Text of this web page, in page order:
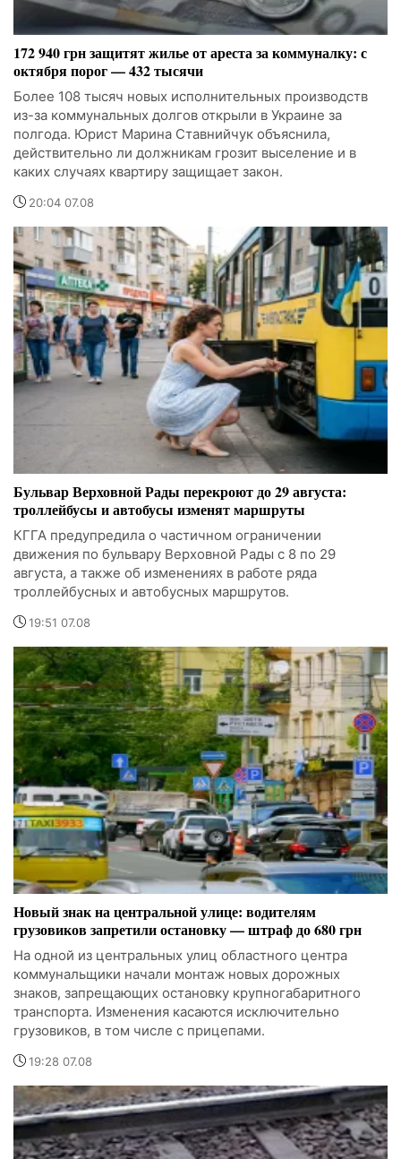
172 940 грн защитят жилье от ареста за коммуналку: с
октября порог — 432 тысячи
Более 108 тысяч новых исполнительных производств
из-за коммунальных долгов открыли в Украине за
полгода. Юрист Марина Ставнийчук объяснила,
действительно ли должникам грозит выселение и в
каких случаях квартиру защищает закон.
20:04 07.08
Бульвар Верховной Рады перекроют до 29 августа:
троллейбусы и автобусы изменят маршруты
КГГА предупредила о частичном ограничении
движения по бульвару Верховной Рады с 8 по 29
августа, а также об изменениях в работе ряда
троллейбусных и автобусных маршрутов.
19:51 07.08
Новый знак на центральной улице: водителям
грузовиков запретили остановку — штраф до 680 грн
На одной из центральных улиц областного центра
коммунальщики начали монтаж новых дорожных
знаков, запрещающих остановку крупногабаритного
транспорта. Изменения касаются исключительно
грузовиков, в том числе с прицепами.
19:28 07.08